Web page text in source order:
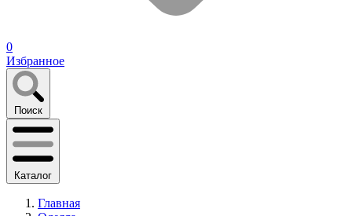
0
Избранное
Поиск
Каталог
Главная